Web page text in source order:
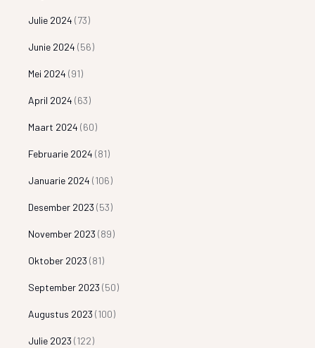
Julie 2024 (73)
Junie 2024 (56)
Mei 2024 (91)
April 2024 (63)
Maart 2024 (60)
Februarie 2024 (81)
Januarie 2024 (106)
Desember 2023 (53)
November 2023 (89)
Oktober 2023 (81)
September 2023 (50)
Augustus 2023 (100)
Julie 2023 (122)